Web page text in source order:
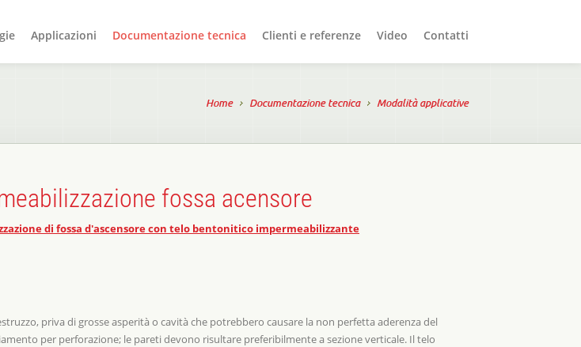
Applicazioni Documentazione tecnica Clienti e referenze Video Contatti
Home Documentazione tecnica Modalità applicative
fossa acensore
di fossa d'ascensore con telo bentonitico impermeabilizzante
priva di grosse asperità o cavità che potrebbero causare la non perfetta aderenza del
per perforazione; le pareti devono risultare preferibilmente a sezione verticale. Il telo